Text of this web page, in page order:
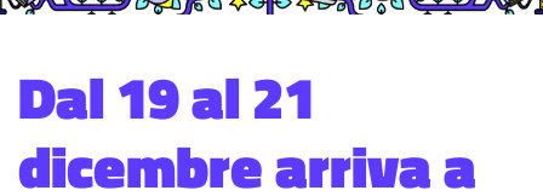
Dal 19 al 21
dicembre arriva a